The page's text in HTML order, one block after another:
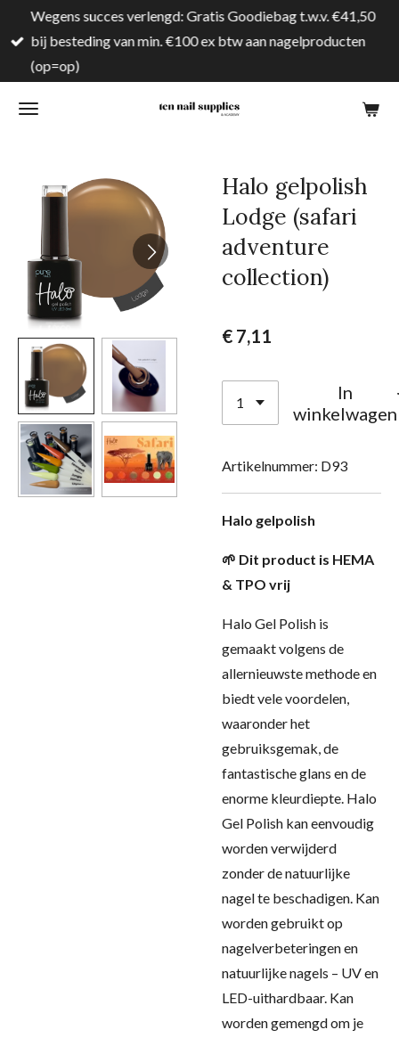
direct
naar
hoofdinhoud
Wegens succes verlengd: Gratis Goodiebag t.w.v. €41,50
bij besteding van min. €100 ex btw aan nagelproducten
(op=op)
Halo gelpolish
Lodge (safari
adventure
collection)
€ 7,11
In
winkelwagen
Artikelnummer: D93
Halo gelpolish
🌱 Dit product is HEMA
& TPO vrij
Halo Gel Polish is
gemaakt volgens de
allernieuwste methode en
biedt vele voordelen,
waaronder het
gebruiksgemak, de
fantastische glans en de
enorme kleurdiepte. Halo
Gel Polish kan eenvoudig
worden verwijderd
zonder de natuurlijke
nagel te beschadigen. Kan
worden gebruikt op
nagelverbeteringen en
natuurlijke nagels – UV en
LED-uithardbaar. Kan
worden gemengd om je